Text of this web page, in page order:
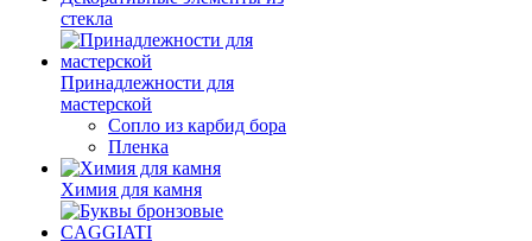
стекла
Принадлежности для
мастерской
Сопло из карбид бора
Пленка
Химия для камня